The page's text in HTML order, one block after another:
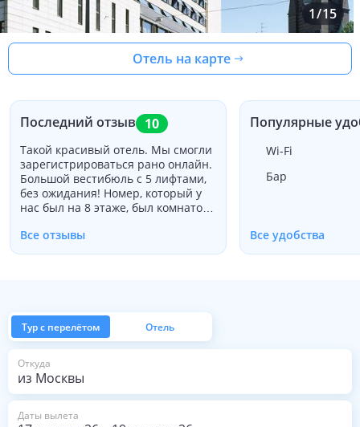
1/15
Отель на карте
Последний отзыв 10
Такой красивый отель. Мы смогли
зарегистрироваться рано онлайн.
Большой вестибюль с 5 лифтами,
без ожидания! Номер, который у
нас был на 8 этаже, был комнатой
идеально, кроме, может быть,
ванная может быть немного
Все отзывы
Популярные
Wi-Fi
Бар
Все удобства
Тур с перелётом Отель
Откуда
из Москвы
Даты вылета